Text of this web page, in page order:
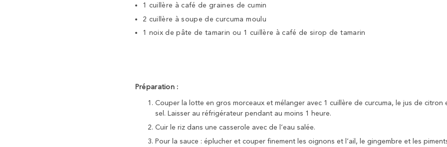
1 cuillère à café de graines de cumin
2 cuillère à soupe de curcuma moulu
1 noix de pâte de tamarin ou 1 cuillère à café de sirop de tamarin
Préparation :
Couper la lotte en gros morceaux et mélanger avec 1 cuillère de curcuma, le jus de citron
sel. Laisser au réfrigérateur pendant au moins 1 heure.
Cuir le riz dans une casserole avec de l’eau salée.
Pour la sauce : éplucher et couper finement les oignons et l’ail, le gingembre et les